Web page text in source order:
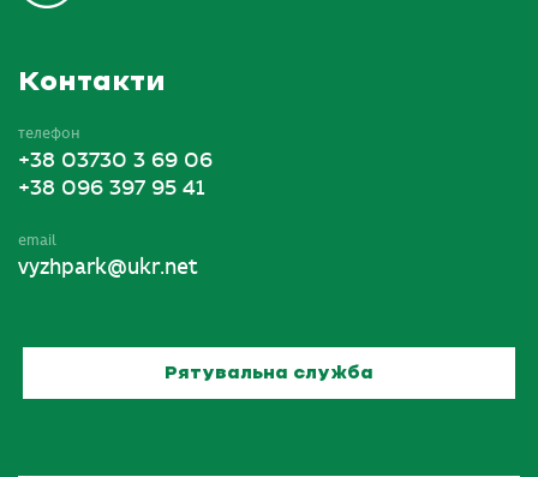
Контакти
телефон
+38 03730 3 69 06
+38 096 397 95 41
email
vyzhpark@ukr.net
Рятувальна служба